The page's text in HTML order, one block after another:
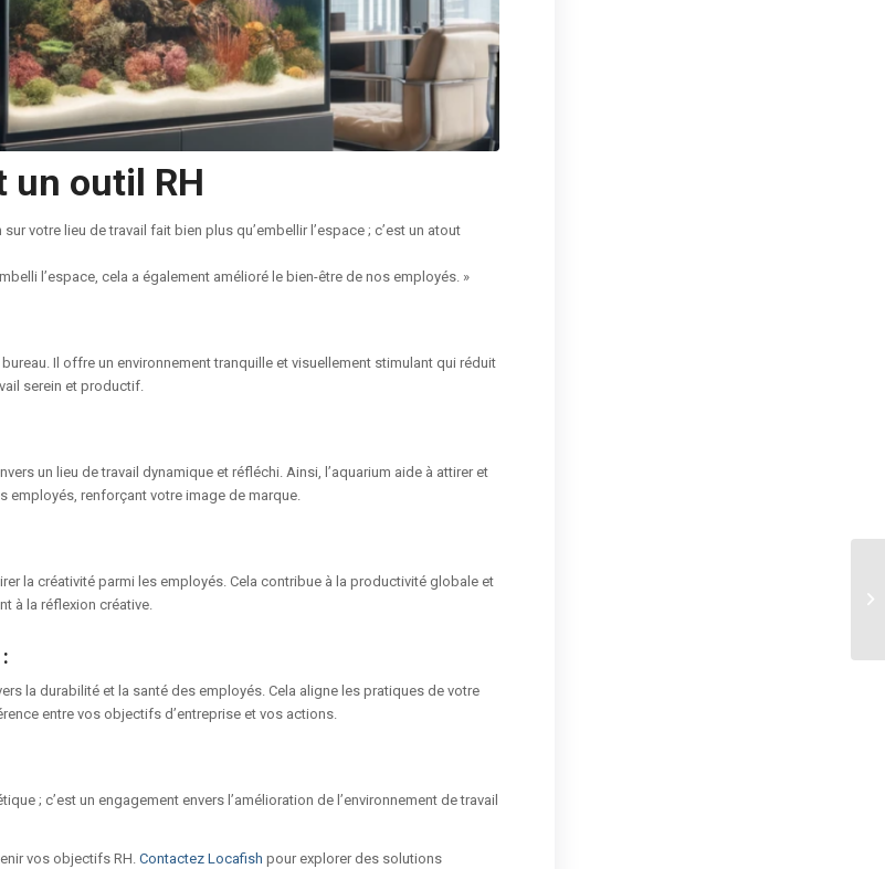
un outil RH
votre lieu de travail fait bien plus qu’embellir l’espace ; c’est un atout
l’espace, cela a également amélioré le bien-être de nos employés. »
Il offre un environnement tranquille et visuellement stimulant qui réduit
serein et productif.
un lieu de travail dynamique et réfléchi. Ainsi, l’aquarium aide à attirer et
employés, renforçant votre image de marque.
la créativité parmi les employés. Cela contribue à la productivité globale et
à la réflexion créative.
:
la durabilité et la santé des employés. Cela aligne les pratiques de votre
entre vos objectifs d’entreprise et vos actions.
; c’est un engagement envers l’amélioration de l’environnement de travail
vos objectifs RH. Contactez Locafish pour explorer des solutions